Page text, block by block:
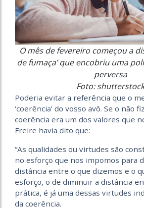
O mês de fevereiro começou a
de fumaça’ que encobriu uma
perversa
Foto: shutterstock
Poderia evitar a referência que o
‘coerência’ do vosso avô. Se o não
coerência era um dos valores que
Freire havia dito que:
“As qualidades ou virtudes são
no esforço que nos impomos para
distância entre o que dizemos e o
esforço, o de diminuir a distância
prática, é já uma dessas virtudes
da coerência.